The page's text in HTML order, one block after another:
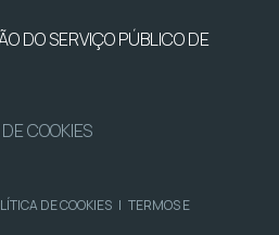
DO SERVIÇO PÚBLICO DE
COOKIES
DE COOKIES | TERMOS E